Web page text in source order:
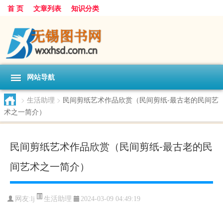
首 页 文章列表 知识分类
网站导航
> 生活助理 > 民间剪纸艺术作品欣赏（民间剪纸-最古老的民间艺
术之一简介）
民间剪纸艺术作品欣赏（民间剪纸-最古老的民
间艺术之一简介）
网友:lj 生活助理 2024-03-09 04:49:19